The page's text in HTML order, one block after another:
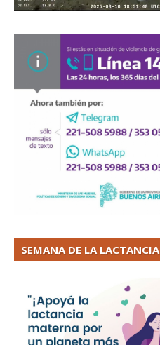
SEMANA DE LA LACTANCIA